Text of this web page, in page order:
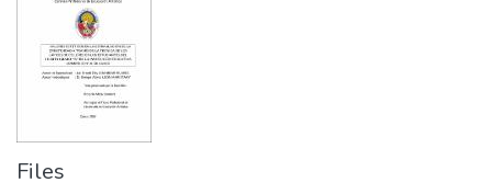
Files